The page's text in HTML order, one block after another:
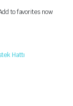
to favorites now
Hattı